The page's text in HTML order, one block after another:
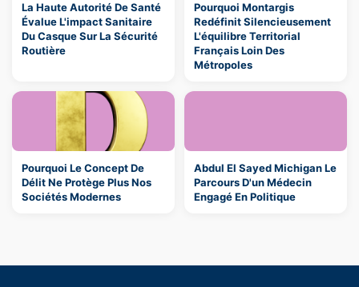
La Haute Autorité De Santé
Évalue L'impact Sanitaire
Du Casque Sur La Sécurité
Routière
Pourquoi Montargis
Redéfinit Silencieusement
L'équilibre Territorial
Français Loin Des
Métropoles
Pourquoi Le Concept De
Délit Ne Protège Plus Nos
Sociétés Modernes
Abdul El Sayed Michigan Le
Parcours D'un Médecin
Engagé En Politique